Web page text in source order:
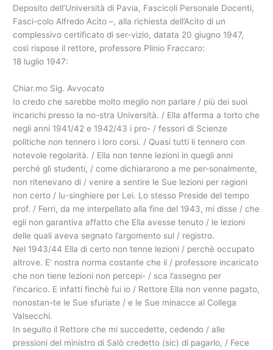
Deposito dell’Università di Pavia, Fascicoli Personale Docenti,
Fasci-colo Alfredo Acìto –, alla richiesta dell’Acìto di un
complessivo certificato di ser-vizio, datata 20 giugno 1947,
così rispose il rettore, professore Plinio Fraccaro:
18 luglio 1947:
Chiar.mo Sig. Avvocato
Io credo che sarebbe molto meglio non parlare / più dei suoi
incarichi presso la no-stra Università. / Ella afferma a torto che
negli anni 1941/42 e 1942/43 i pro- / fessori di Scienze
politiche non tennero i loro corsi. / Quasi tutti li tennero con
notevole regolarità. / Ella non tenne lezioni in quegli anni
perché gli studenti, / come dichiararono a me per-sonalmente,
non ritenevano di / venire a sentire le Sue lezioni per ragioni
non certo / lu-singhiere per Lei. Lo stesso Preside del tempo
prof. / Ferri, da me interpellato alla fine del 1943, mi disse / che
egli non garantiva affatto che Ella avesse tenuto / le lezioni
delle quali aveva segnato l’argomento sul / registro.
Nel 1943/44 Ella di certo non tenne lezioni / perchè occupato
altrove. E’ nostra norma costante che il / professore incaricato
che non tiene lezioni non percepi- / sca l’assegno per
l’incarico. E infatti finchè fui io / Rettore Ella non venne pagato,
nonostan-te le Sue sfuriate / e le Sue minacce al Collega
Valsecchi.
In seguito il Rettore che mi succedette, cedendo / alle
pressioni del ministro di Salò credetto (sic) di pagarlo, / Fece